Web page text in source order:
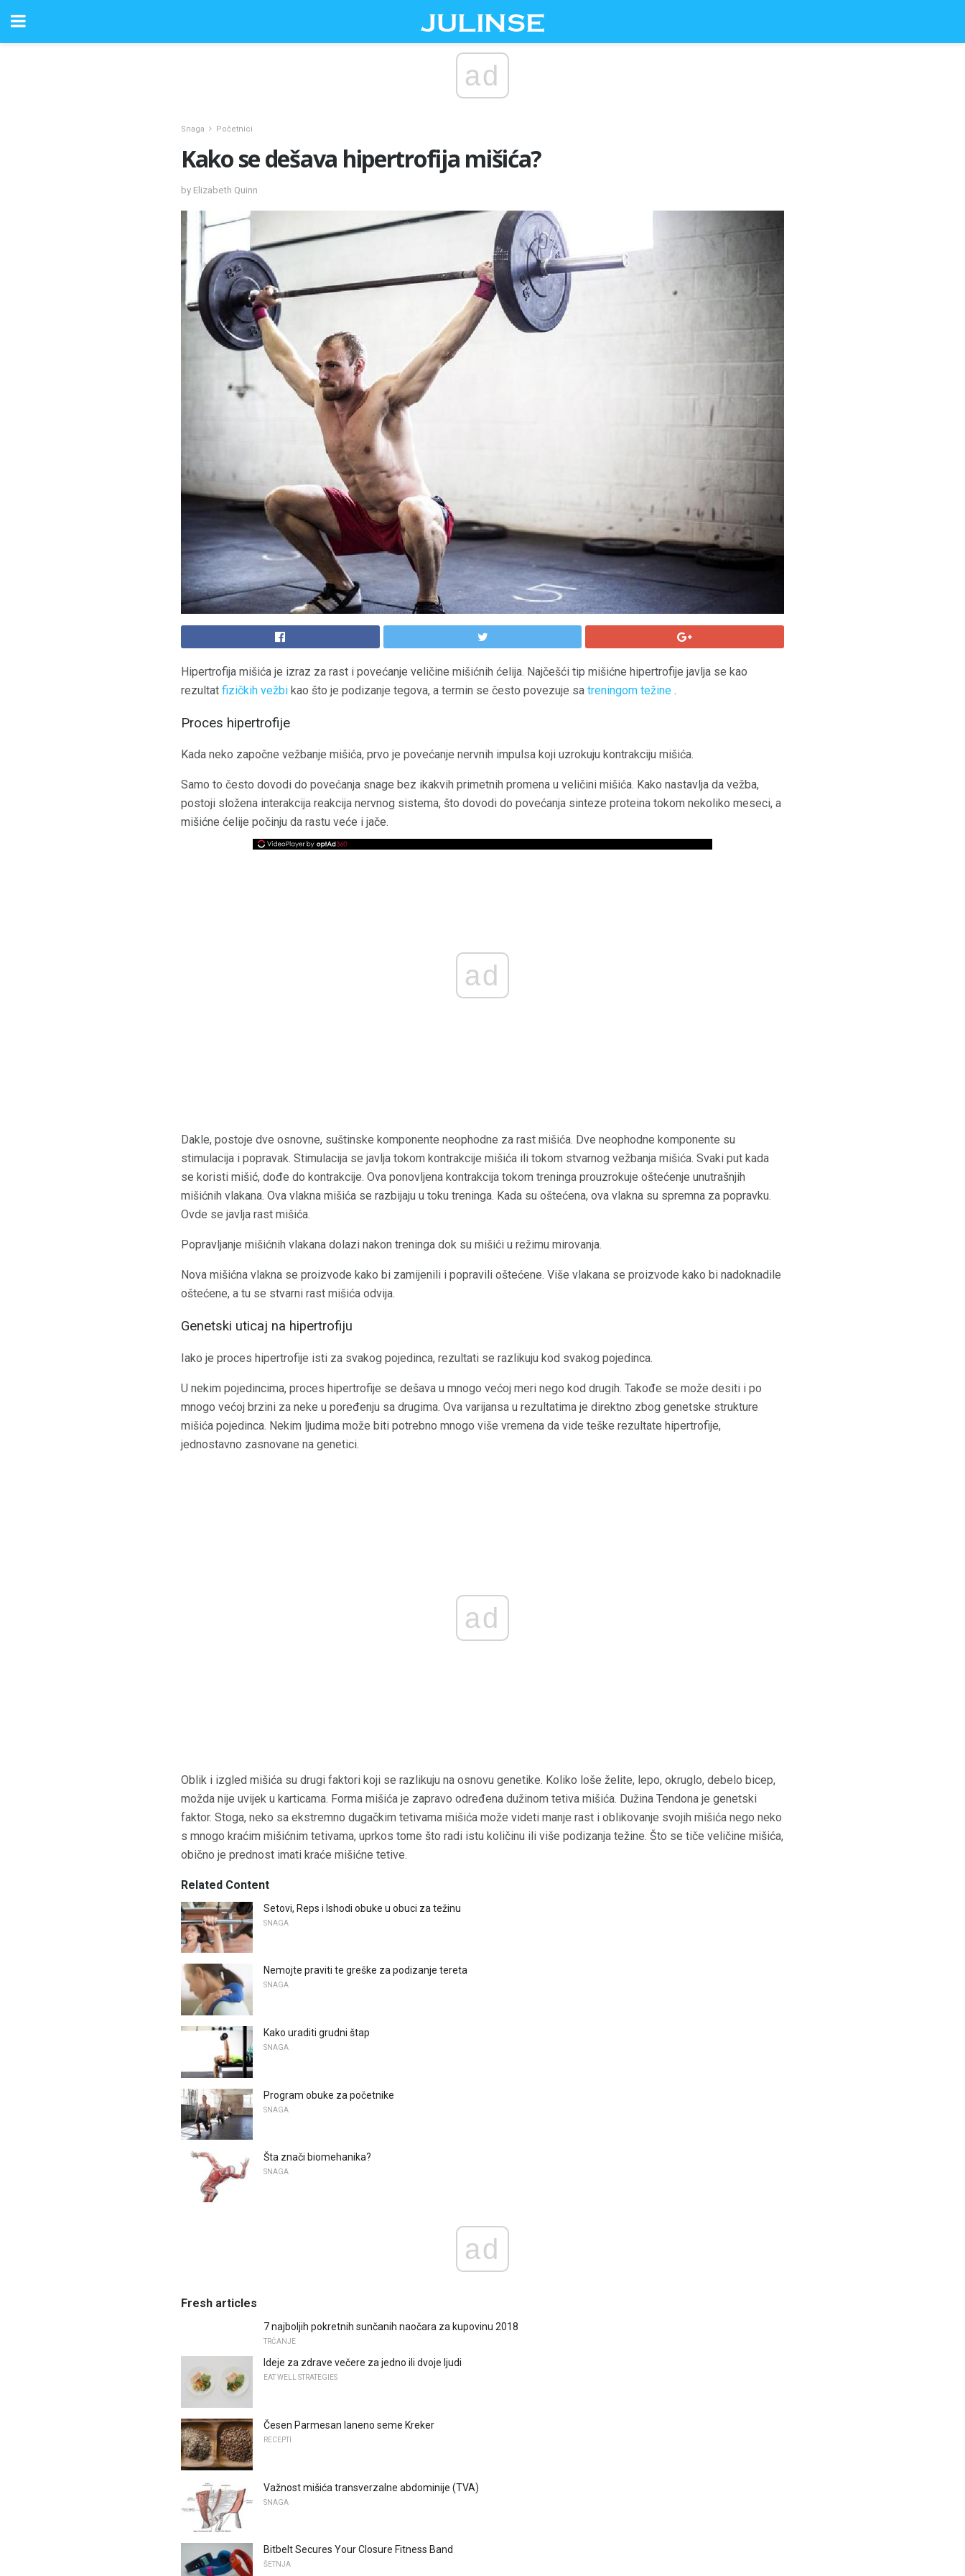
ad
Snaga Početnici
Kako se dešava hipertrofija mišića?
by Elizabeth Quinn
Hipertrofija mišića je izraz za rast i povećanje veličine mišićnih ćelija. Najčešći tip mišićne hipertrofije javlja se kao
rezultat fizičkih vežbi kao što je podizanje tegova, a termin se često povezuje sa treningom težine .
Proces hipertrofije
Kada neko započne vežbanje mišića, prvo je povećanje nervnih impulsa koji uzrokuju kontrakciju mišića.
Samo to često dovodi do povećanja snage bez ikakvih primetnih promena u veličini mišića. Kako nastavlja da vežba,
postoji složena interakcija reakcija nervnog sistema, što dovodi do povećanja sinteze proteina tokom nekoliko meseci, a
mišićne ćelije počinju da rastu veće i jače.
ad
Dakle, postoje dve osnovne, suštinske komponente neophodne za rast mišića. Dve neophodne komponente su
stimulacija i popravak. Stimulacija se javlja tokom kontrakcije mišića ili tokom stvarnog vežbanja mišića. Svaki put kada
se koristi mišić, dođe do kontrakcije. Ova ponovljena kontrakcija tokom treninga prouzrokuje oštećenje unutrašnjih
mišićnih vlakana. Ova vlakna mišića se razbijaju u toku treninga. Kada su oštećena, ova vlakna su spremna za popravku.
Ovde se javlja rast mišića.
Popravljanje mišićnih vlakana dolazi nakon treninga dok su mišići u režimu mirovanja.
Nova mišićna vlakna se proizvode kako bi zamijenili i popravili oštećene. Više vlakana se proizvode kako bi nadoknadile
oštećene, a tu se stvarni rast mišića odvija.
Genetski uticaj na hipertrofiju
Iako je proces hipertrofije isti za svakog pojedinca, rezultati se razlikuju kod svakog pojedinca.
U nekim pojedincima, proces hipertrofije se dešava u mnogo većoj meri nego kod drugih. Takođe se može desiti i po
mnogo većoj brzini za neke u poređenju sa drugima. Ova varijansa u rezultatima je direktno zbog genetske strukture
mišića pojedinca. Nekim ljudima može biti potrebno mnogo više vremena da vide teške rezultate hipertrofije,
jednostavno zasnovane na genetici.
ad
Oblik i izgled mišića su drugi faktori koji se razlikuju na osnovu genetike. Koliko loše želite, lepo, okruglo, debelo bicep,
možda nije uvijek u karticama. Forma mišića je zapravo određena dužinom tetiva mišića. Dužina Tendona je genetski
faktor. Stoga, neko sa ekstremno dugačkim tetivama mišića može videti manje rast i oblikovanje svojih mišića nego neko
s mnogo kraćim mišićnim tetivama, uprkos tome što radi istu količinu ili više podizanja težine. Što se tiče veličine mišića,
obično je prednost imati kraće mišićne tetive.
Related Content
Setovi, Reps i Ishodi obuke u obuci za težinu
SNAGA
Nemojte praviti te greške za podizanje tereta
SNAGA
Kako uraditi grudni štap
SNAGA
Program obuke za početnike
SNAGA
Šta znači biomehanika?
SNAGA
ad
Fresh articles
7 najboljih pokretnih sunčanih naočara za kupovinu 2018
TRČANJE
Ideje za zdrave večere za jedno ili dvoje ljudi
EAT WELL STRATEGIES
Česen Parmesan laneno seme Kreker
RECEPTI
Važnost mišića transverzalne abdominije (TVA)
SNAGA
Bitbelt Secures Your Closure Fitness Band
ŠETNJA